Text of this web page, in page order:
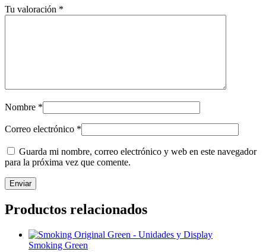
Tu valoración *
Nombre *
Correo electrónico *
Guarda mi nombre, correo electrónico y web en este navegador
para la próxima vez que comente.
Productos relacionados
Smoking Green